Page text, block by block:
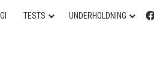
TESTS UNDERHOLDNING